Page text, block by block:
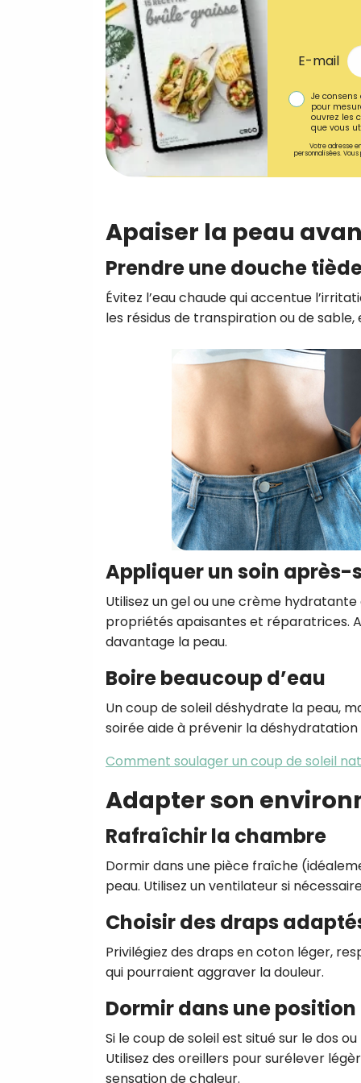
E-mail
Je
pour
ouvrez les
que vous
Votre adresse
personnalisées.
Apaiser la peau
Prendre une douche
Évitez l’eau chaude qui accentue
les résidus de transpiration ou de
Appliquer un soin après-
Utilisez un gel ou une crème
propriétés apaisantes et réparatrices.
davantage la peau.
Boire beaucoup d’eau
Un coup de soleil déshydrate la peau,
soirée aide à prévenir la
Comment soulager un coup de soleil
Adapter son
Rafraîchir la chambre
Dormir dans une pièce fraîche
peau. Utilisez un ventilateur si
Choisir des draps
Privilégiez des draps en coton léger,
qui pourraient aggraver la douleur.
Dormir dans une
Si le coup de soleil est situé sur le dos
Utilisez des oreillers pour surélever
sensation de chaleur.